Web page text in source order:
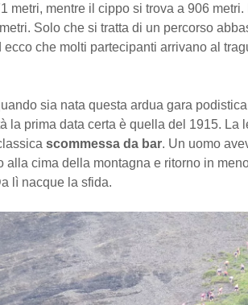
metri, mentre il cippo si trova a 906
Solo che si tratta di un percorso
ecco che molti partecipanti arrivano al
sia nata questa ardua gara
la prima data certa è quella del 1915. La
scommessa da bar. Un uomo
cima della montagna e ritorno in meno
lì nacque la sfida.